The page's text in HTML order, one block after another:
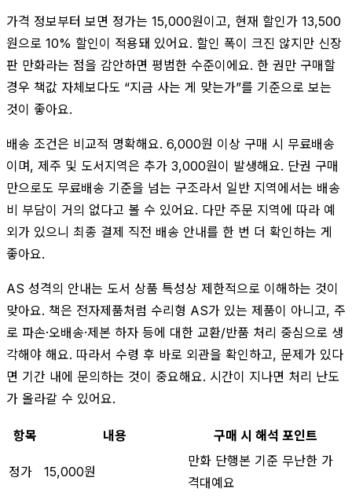
가격 정보부터 보면 정가는 15,000원이고, 현재 할인가 13,500
원으로 10% 할인이 적용돼 있어요. 할인 폭이 크진 않지만 신장
판 만화라는 점을 감안하면 평범한 수준이에요. 한 권만 구매할
경우 책값 자체보다도 “지금 사는 게 맞는가”를 기준으로 보는
것이 좋아요.
배송 조건은 비교적 명확해요. 6,000원 이상 구매 시 무료배송
이며, 제주 및 도서지역은 추가 3,000원이 발생해요. 단권 구매
만으로도 무료배송 기준을 넘는 구조라서 일반 지역에서는 배송
비 부담이 거의 없다고 볼 수 있어요. 다만 주문 지역에 따라 예
외가 있으니 최종 결제 직전 배송 안내를 한 번 더 확인하는 게
좋아요.
AS 성격의 안내는 도서 상품 특성상 제한적으로 이해하는 것이
맞아요. 책은 전자제품처럼 수리형 AS가 있는 제품이 아니고, 주
로 파손·오배송·제본 하자 등에 대한 교환/반품 처리 중심으로 생
각해야 해요. 따라서 수령 후 바로 외관을 확인하고, 문제가 있다
면 기간 내에 문의하는 것이 중요해요. 시간이 지나면 처리 난도
가 올라갈 수 있어요.
항목 내용 구매 시 해석 포인트
정가 15,000원
만화 단행본 기준 무난한 가
격대예요